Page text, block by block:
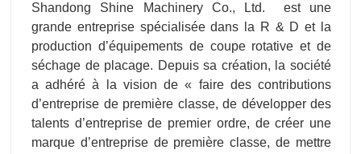
Shandong Shine Machinery Co., Ltd. est une
grande entreprise spécialisée dans la R & D et la
production d’équipements de coupe rotative et de
séchage de placage. Depuis sa création, la société
a adhéré à la vision de « faire des contributions
d’entreprise de première classe, de développer des
talents d’entreprise de premier ordre, de créer une
marque d’entreprise de première classe, de mettre